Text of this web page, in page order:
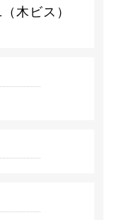
木ビス）